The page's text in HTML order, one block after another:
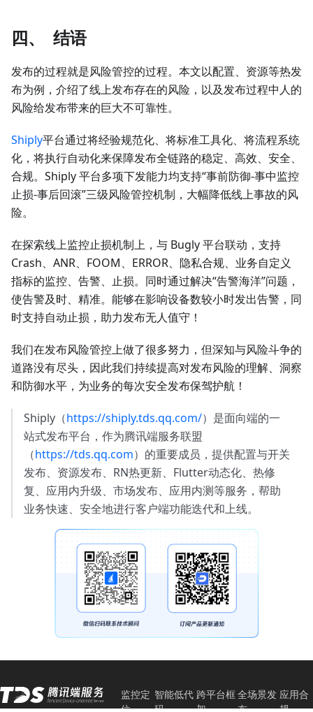
四、 结语
发布的过程就是风险管控的过程。本文以配置、资源等热发
布为例，介绍了线上发布存在的风险，以及发布过程中人的
风险给发布带来的巨大不可靠性。
Shiply平台通过将经验规范化、将标准工具化、将流程系统
化，将执行自动化来保障发布全链路的稳定、高效、安全、
合规。Shiply 平台多项下发能力均支持“事前防御-事中监控
止损-事后回滚”三级风险管控机制，大幅降低线上事故的风
险。
在探索线上监控止损机制上，与 Bugly 平台联动，支持
Crash、ANR、FOOM、ERROR、隐私合规、业务自定义
指标的监控、告警、止损。同时通过解决“告警海洋”问题，
使告警及时、精准。能够在影响设备数较小时发出告警，同
时支持自动止损，助力发布无人值守！
我们在发布风险管控上做了很多努力，但深知与风险斗争的
道路没有尽头，因此我们持续提高对发布风险的理解、洞察
和防御水平，为业务的每次安全发布保驾护航！
Shiply（https://shiply.tds.qq.com/）是面向端的一
站式发布平台，作为腾讯端服务联盟
（https://tds.qq.com）的重要成员，提供配置与开关
发布、资源发布、RN热更新、Flutter动态化、热修
复、应用内升级、市场发布、应用内测等服务，帮助
业务快速、安全地进行客户端功能迭代和上线。
监控定
位
智能低代
码
跨平台框
架
全场景发
布
应用合
规